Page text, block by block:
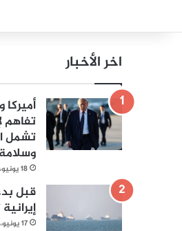
اخر الأخبار
أميركا
تفاهم
تشمل
18 يونيو، 2026
قبل
17 يونيو، 2026